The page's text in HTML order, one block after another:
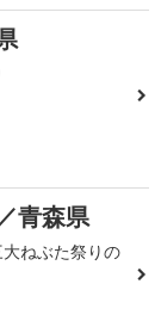
青森県
ねぶた祭りの